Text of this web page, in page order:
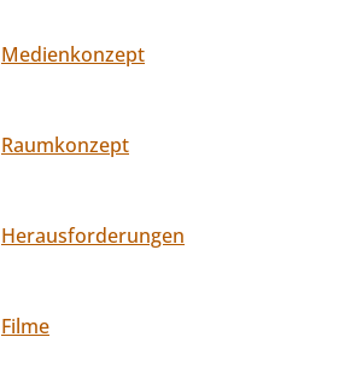
Medienkonzept
Raumkonzept
Herausforderungen
Filme